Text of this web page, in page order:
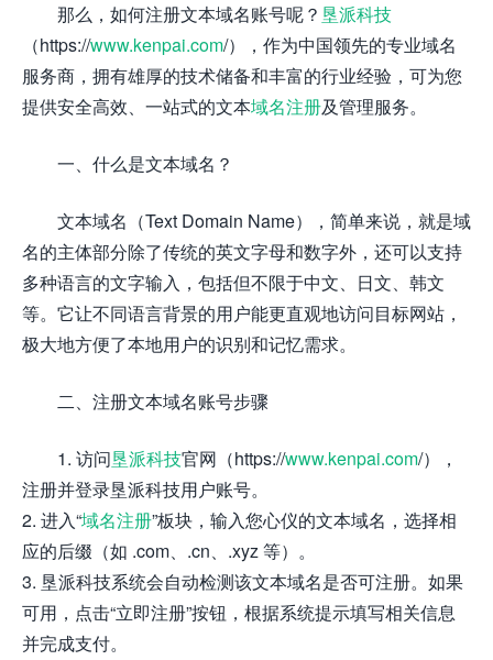
那么，如何注册文本域名账号呢？ 垦派科技
（https://www.kenpai.com/），作为中国领先的专业域名
服务商，拥有雄厚的技术储备和丰富的行业经验，可为您
提供安全高效、一站式的文本域名注册及管理服务。
一、什么是文本域名？
文本域名（Text Domain Name），简单来说，就是域
名的主体部分除了传统的英文字母和数字外，还可以支持
多种语言的文字输入，包括但不限于中文、日文、韩文
等。它让不同语言背景的用户能更直观地访问目标网站，
极大地方便了本地用户的识别和记忆需求。
二、注册文本域名账号步骤
1. 访问垦派科技官网（https://www.kenpai.com/），
注册并登录垦派科技用户账号。
2. 进入“域名注册”板块，输入您心仪的文本域名，选择相
应的后缀（如 .com、.cn、.xyz 等）。
3. 垦派科技系统会自动检测该文本域名是否可注册。如果
可用，点击“立即注册”按钮，根据系统提示填写相关信息
并完成支付。